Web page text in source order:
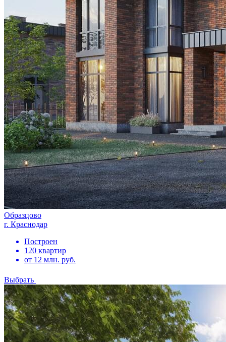
Образцово
г. Краснодар
Построен
120 квартир
от 12 млн. руб.
Выбрать